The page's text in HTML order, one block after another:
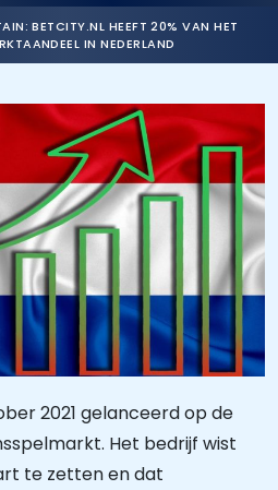
BETCITY.NL HEEFT 20% VAN HET
IN NEDERLAND
2021 gelanceerd op de
Het bedrijf wist
te zetten en dat